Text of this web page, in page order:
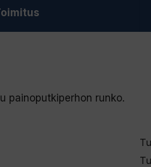
painoputkiperhon runko.